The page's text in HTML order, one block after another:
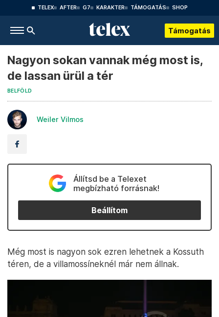
TELEX AFTER G7 KARAKTER TÁMOGATÁS SHOP
Támogatás
Nagyon sokan vannak még most is,
de lassan ürül a tér
BELFÖLD
Weiler Vilmos
Állítsd be a Telexet
megbízható forrásnak!
Beállítom
Még most is nagyon sok ezren lehetnek a Kossuth
téren, de a villamossíneknél már nem állnak.